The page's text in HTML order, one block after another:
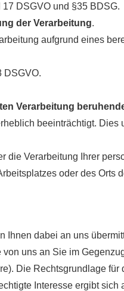
DSGVO und §35 BDSG.
der Verarbeitung.
aufgrund eines
DSGVO.
Verarbeitung
beeinträchtigt. Dies
die Verarbeitung Ihrer
oder des Orts
Ihnen dabei an uns
uns an Sie im
Die Rechtsgrundlage für
Interesse ergibt sich